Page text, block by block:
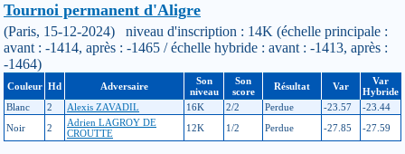
Tournoi permanent d'Aligre
(Paris, 15-12-2024) niveau d'inscription : 14K (échelle principale :
avant : -1414, après : -1465 / échelle hybride : avant : -1413, après :
-1464)
Couleur Hd Adversaire
Son
niveau
Son
score
Résultat Var
Var
Hybride
Blanc
2 Alexis ZAVADIL 16K 2/2 Perdue -23.57
-23.44
Noir
2
Adrien LAGROY DE
CROUTTE
12K 1/2 Perdue -27.85 -27.59